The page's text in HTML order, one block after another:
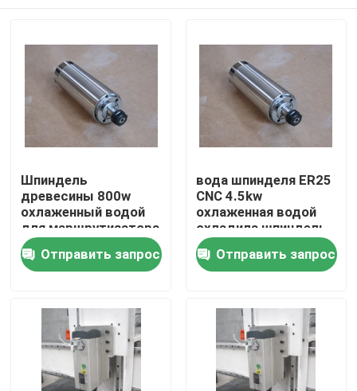
Главная страница
Ролики
Шпиндель
древесины 800w
охлаженный водой
для маршрутизатора
220V CNC 1 размер
участка ER11
Отправить запрос
вода шпинделя ER25
CNC 4.5kw
охлаженная водой
охладила шпиндель
220V
маршрутизатора
Отправить запрос